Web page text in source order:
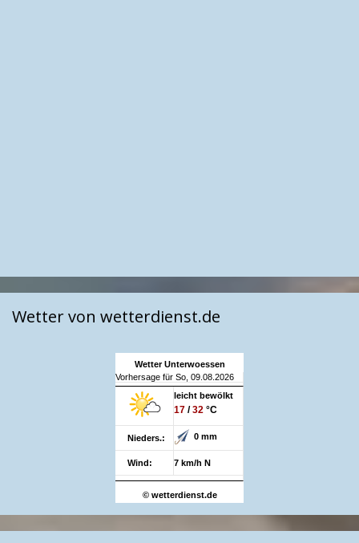
Wetter von wetterdienst.de
Wetter Unterwoessen
Vorhersage für So, 09.08.2026
leicht bewölkt
17 /32 °C
Nieders.: 0 mm
Wind: 7 km/h N
© wetterdienst.de